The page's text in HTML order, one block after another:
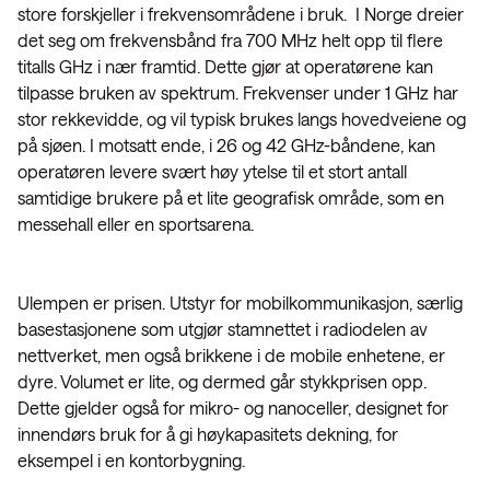
store forskjeller i frekvensområdene i bruk. I Norge dreier
det seg om frekvensbånd fra 700 MHz helt opp til flere
titalls GHz i nær framtid. Dette gjør at operatørene kan
tilpasse bruken av spektrum. Frekvenser under 1 GHz har
stor rekkevidde, og vil typisk brukes langs hovedveiene og
på sjøen. I motsatt ende, i 26 og 42 GHz-båndene, kan
operatøren levere svært høy ytelse til et stort antall
samtidige brukere på et lite geografisk område, som en
messehall eller en sportsarena.
Ulempen er prisen. Utstyr for mobilkommunikasjon, særlig
basestasjonene som utgjør stamnettet i radiodelen av
nettverket, men også brikkene i de mobile enhetene, er
dyre. Volumet er lite, og dermed går stykkprisen opp.
Dette gjelder også for mikro- og nanoceller, designet for
innendørs bruk for å gi høykapasitets dekning, for
eksempel i en kontorbygning.